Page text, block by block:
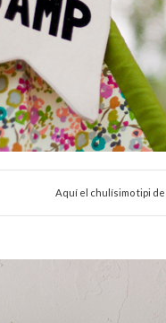
Aquí el chulísimo tipi de